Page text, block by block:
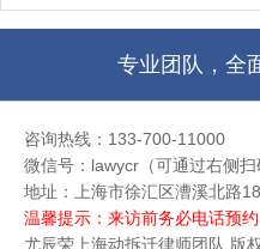
专业团队，全
咨询热线：133-700-11000
微信号：lawycr（可通过右侧扫
地址：上海市徐汇区漕溪北路
温馨提示：来访前务必电话预
尤辰荣上海动拆迁律师团队